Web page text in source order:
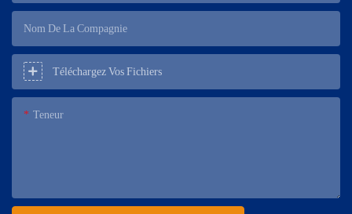
Nom De La Compagnie
Téléchargez Vos Fichiers
Teneur